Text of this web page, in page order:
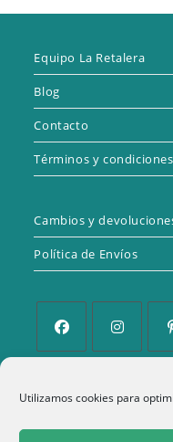
Utilizamos cookies para
Equipo La Retalera
Blog
Contacto
Términos y condiciones
Cambios y
Política de Envíos
Se
en
una
Se
en
una
Se
en
una
Política de Privacidad
Aviso Legal